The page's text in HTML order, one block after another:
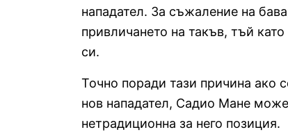
нападател. За съжаление на
привличането на такъв, тъй
си.
Точно поради тази причина ако
нов нападател, Садио Мане
нетрадиционна за него позиция.